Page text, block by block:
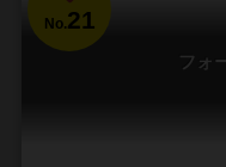
No.21
フォ